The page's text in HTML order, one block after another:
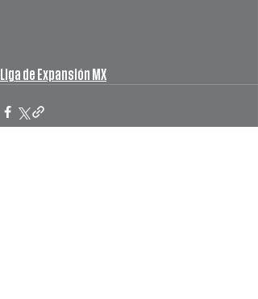
Liga de Expansión MX